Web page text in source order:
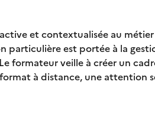
et contextualisée au
particulière est portée à la
formateur veille à créer un
à distance, une attention